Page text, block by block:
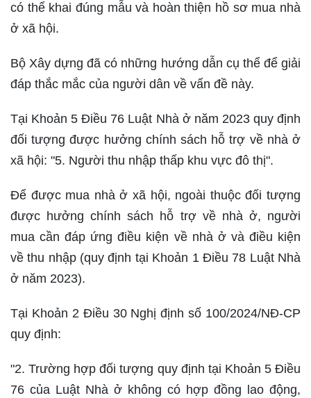
có thể khai đúng mẫu và hoàn thiện hồ sơ mua nhà
ở xã hội.
Bộ Xây dựng đã có những hướng dẫn cụ thể để giải
đáp thắc mắc của người dân về vấn đề này.
Tại Khoản 5 Điều 76 Luật Nhà ở năm 2023 quy định
đối tượng được hưởng chính sách hỗ trợ về nhà ở
xã hội: "5. Người thu nhập thấp khu vực đô thị".
Để được mua nhà ở xã hội, ngoài thuộc đối tượng
được hưởng chính sách hỗ trợ về nhà ở, người
mua cần đáp ứng điều kiện về nhà ở và điều kiện
về thu nhập (quy định tại Khoản 1 Điều 78 Luật Nhà
ở năm 2023).
Tại Khoản 2 Điều 30 Nghị định số 100/2024/NĐ-CP
quy định:
"2. Trường hợp đối tượng quy định tại Khoản 5 Điều
76 của Luật Nhà ở không có hợp đồng lao động,